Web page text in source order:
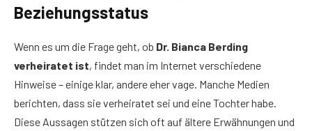
Beziehungsstatus
Wenn es um die Frage geht, ob Dr. Bianca Berding
verheiratet ist, findet man im Internet verschiedene
Hinweise – einige klar, andere eher vage. Manche Medien
berichten, dass sie verheiratet sei und eine Tochter habe.
Diese Aussagen stützen sich oft auf ältere Erwähnungen und